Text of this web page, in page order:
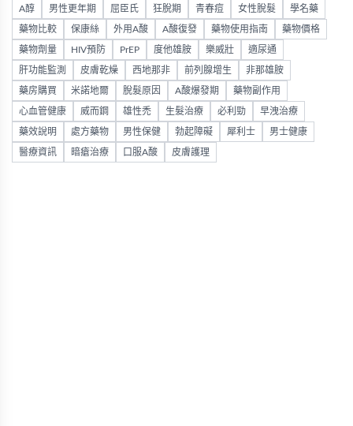
A醇 男性更年期 屈臣氏 狂脫期 青春痘 女性脫髮 學名藥
藥物比較 保康絲 外用A酸 A酸復發 藥物使用指南 藥物價格
藥物劑量 HIV預防 PrEP 度他雄胺 樂威壯 適尿通
肝功能監測 皮膚乾燥 西地那非 前列腺增生 非那雄胺
藥房購買 米諾地爾 脫髮原因 A酸爆發期 藥物副作用
心血管健康 威而鋼 雄性禿 生髮治療 必利勁 早洩治療
藥效說明 處方藥物 男性保健 勃起障礙 犀利士 男士健康
醫療資訊 暗瘡治療 口服A酸 皮膚護理